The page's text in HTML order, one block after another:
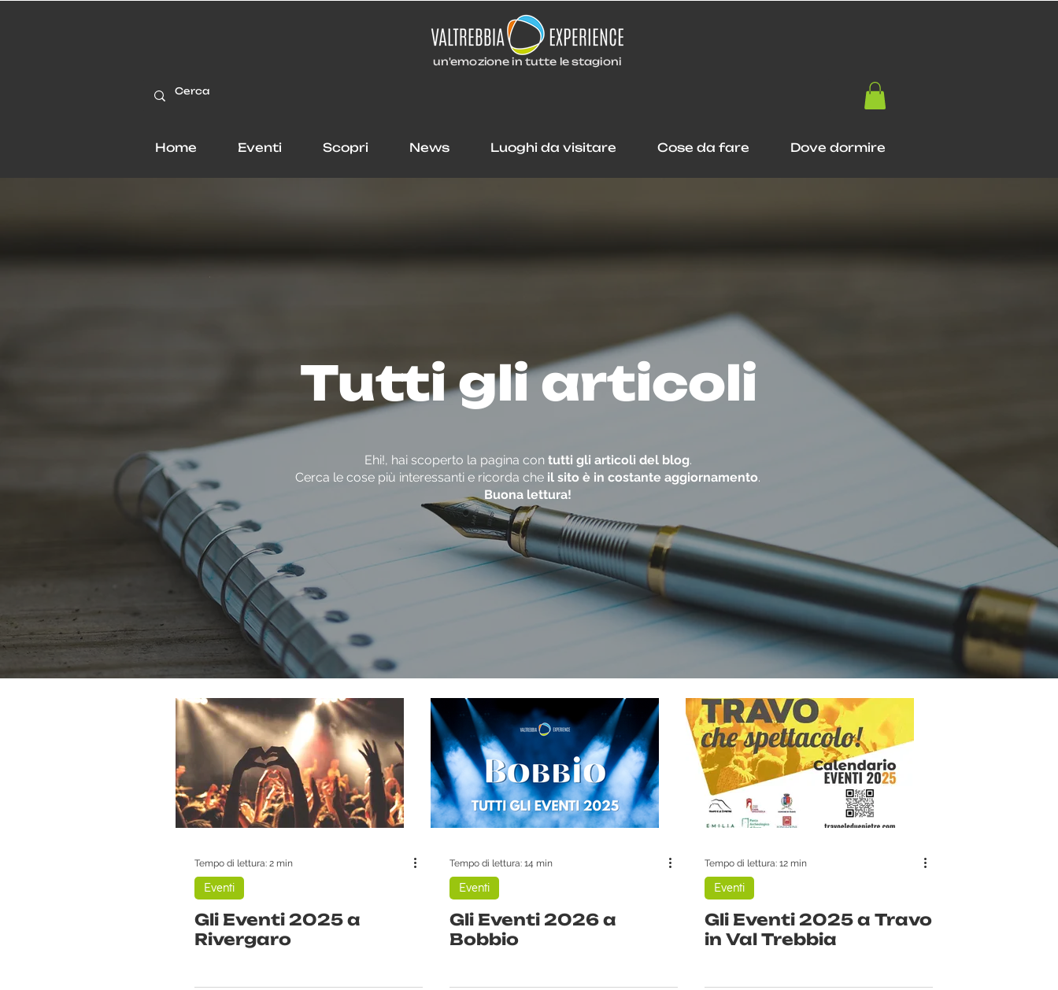
un'emozione in tutte le stagioni
Home Eventi Scopri News Luoghi da visitare Cose da fare Dove dormire
Tutti gli articoli
Ehi!, hai scoperto la pagina con tutti gli articoli del blog.
Cerca le cose più interessanti e ricorda che il sito è in costante aggiornamento.
Buona lettura!
Tempo di lettura: 2 min
Eventi
Gli Eventi 2025 a
Rivergaro
Tempo di lettura: 14 min
Eventi
Gli Eventi 2026 a
Bobbio
Tempo di lettura: 12 min
Eventi
Gli Eventi 2025 a Travo
in Val Trebbia